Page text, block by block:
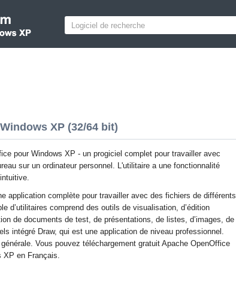
XP (32/64 bit)
pour Windows XP - un progiciel complet pour travailler avec
sur un ordinateur personnel. L'utilitaire a une fonctionnalité
application complète pour travailler avec des fichiers de différents
d’utilitaires comprend des outils de visualisation, d’édition
de documents de test, de présentations, de listes, d’images, de
intégré Draw, qui est une application de niveau professionnel.
Vous pouvez téléchargement gratuit Apache OpenOffice
XP en Français.